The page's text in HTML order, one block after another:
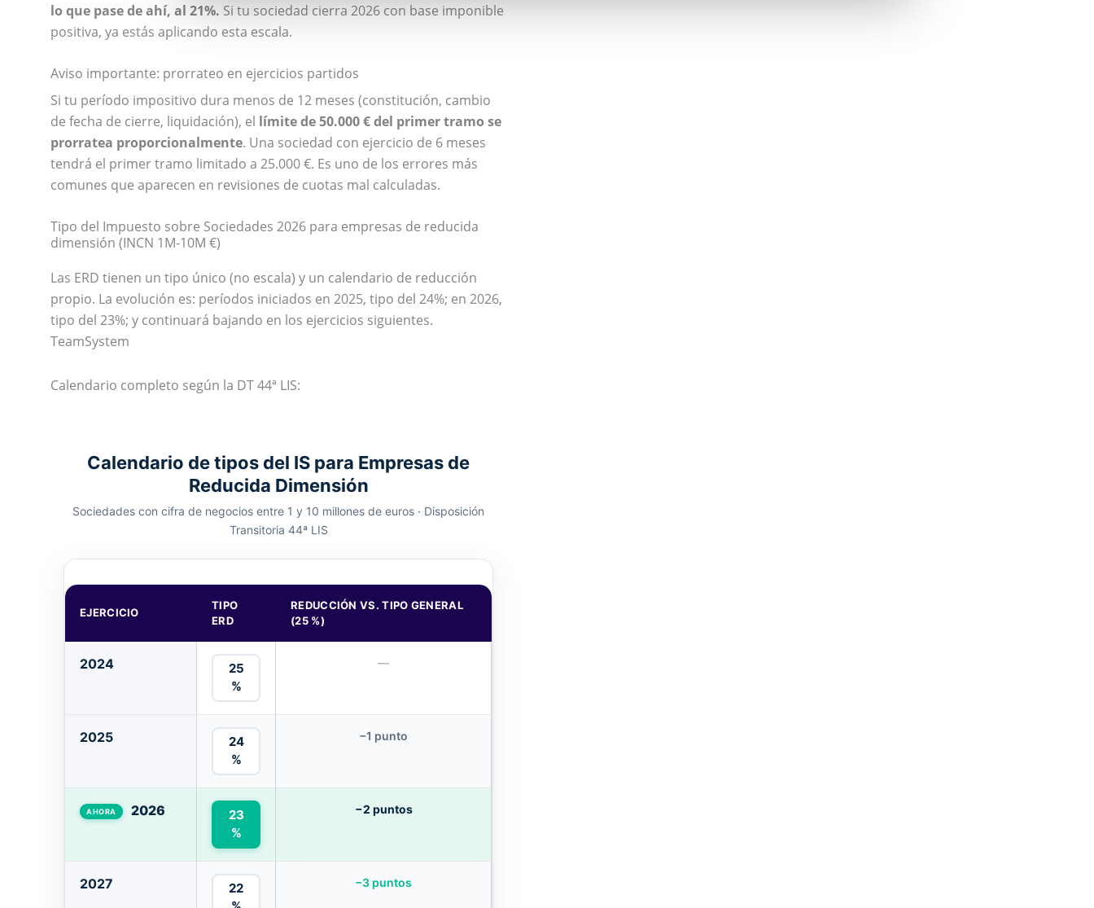
lo que pase de ahí, al 21%. Si tu sociedad cierra 2026 con base imponible
positiva, ya estás aplicando esta escala.
Aviso importante: prorrateo en ejercicios partidos
Si tu período impositivo dura menos de 12 meses (constitución, cambio
de fecha de cierre, liquidación), el límite de 50.000 € del primer tramo se
prorratea proporcionalmente. Una sociedad con ejercicio de 6 meses
tendrá el primer tramo limitado a 25.000 €. Es uno de los errores más
comunes que aparecen en revisiones de cuotas mal calculadas.
Tipo del Impuesto sobre Sociedades 2026 para empresas de reducida
dimensión (INCN 1M-10M €)
Las ERD tienen un tipo único (no escala) y un calendario de reducción
propio. La evolución es: períodos iniciados en 2025, tipo del 24%; en 2026,
tipo del 23%; y continuará bajando en los ejercicios siguientes.
TeamSystem
Calendario completo según la DT 44ª LIS:
Calendario de tipos del IS para Empresas de
Reducida Dimensión
Sociedades con cifra de negocios entre 1 y 10 millones de euros · Disposición
Transitoria 44ª LIS
EJERCICIO
TIPO
ERD
REDUCCIÓN VS. TIPO GENERAL
(25 %)
2024
25
%
—
2025
24
%
−1 punto
2026
23
%
−2 puntos
2027
22
−3 puntos